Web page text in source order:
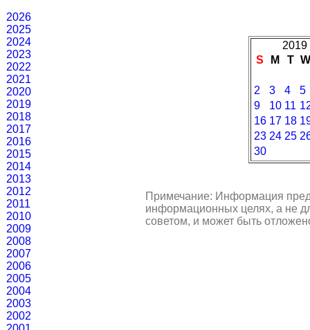
2026
2025
2024
2023
2022
2021
2020
2019
2018
2017
2016
2015
2014
2013
2012
2011
2010
2009
2008
2007
2006
2005
2004
2003
2002
2019
S
M T
2 3 4
5
9
10 11
16 17 18
23 24 25
30
Примечание: Информация
информационных целях, а не
советом, и может быть